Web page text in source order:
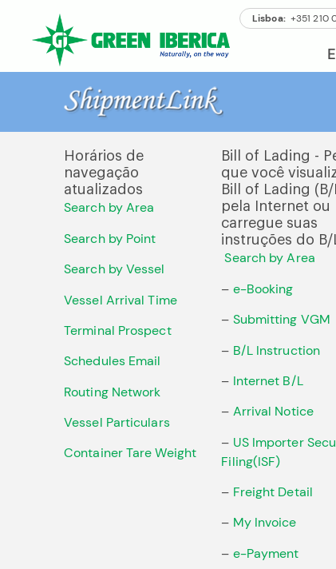
Lisboa:+351 210
Horários de
navegação
atualizados
Search by Area
Search by Point
Search by Vessel
Vessel Arrival Time
Terminal Prospect
Schedules Email
Routing Network
Vessel Particulars
Container Tare Weight
Bill of Lading -
que você
Bill of Lading (B/
pela Internet ou
carregue suas
instruções do B/
Search by Area
– e-Booking
– Submitting VGM
– B/L Instruction
– Internet B/L
– Arrival Notice
– US Importer
Filing(ISF)
– Freight Detail
– My Invoice
– e-Payment